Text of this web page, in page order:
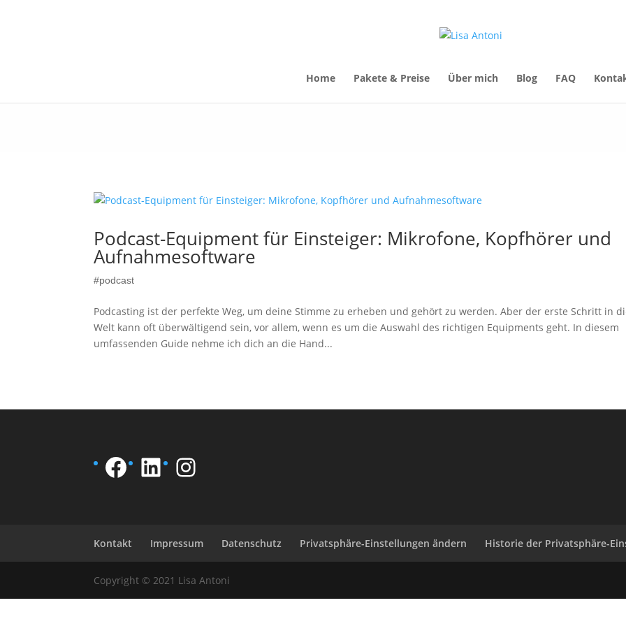
Home Pakete & Preise Über mich Blog FAQ
Podcast-Equipment für Einsteiger: Mikrofone, Kopfhörer und
Aufnahmesoftware
#podcast
Podcasting ist der perfekte Weg, um deine Stimme zu erheben und gehört zu werden. Aber der erste Schritt in
Welt kann oft überwältigend sein, vor allem, wenn es um die Auswahl des richtigen Equipments geht. In diesem
umfassenden Guide nehme ich dich an die Hand...
Facebook LinkedIn Instagram
Kontakt Impressum Datenschutz Privatsphäre-Einstellungen ändern Historie der Privatsphäre-
Copyright © 2021 Lisa Antoni